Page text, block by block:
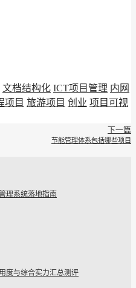
文档结构化 ICT项目管理 内网
项目 旅游项目 创业 项目可视
下一篇
节能管理体系包括哪些项目
理系统落地指南
度与综合实力汇总测评